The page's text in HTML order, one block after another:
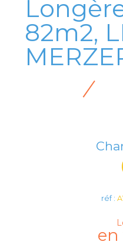
82m2,
réf :
en